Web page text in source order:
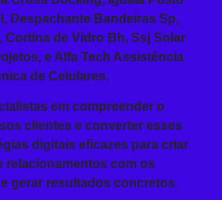
Despachante Bandeiras Sp,
Cortina de Vidro Bh, Ssj Solar
e Alfa Tech Assistência
de Celulares.
em compreender o
clientes e converter esses
digitais eficazes para criar
relacionamentos com os
gerar resultados concretos.